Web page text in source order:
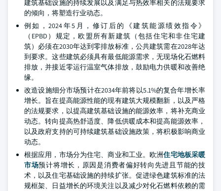
建筑基础设施的持续发展以及满足与热效率相关的法规要求
的倾向，将塑造行业动态。
例如，2024年5月，修订后的《建筑能源绩效指令》
（EPBD）规定，欧盟所有新建筑（包括住宅和非住宅建
筑）必须在2030年达到零排放标准，公共建筑需在2028年达
到要求。这些建筑必须具有最低能源需求，无现场化石燃料
排放，并接近零运行温室气体排放，鼓励电力供暖和改善绝
缘。
改造设施细分市场预计在2034年前将以5.1%的复合年增长率
增长。旨在提高能源性能的现有建筑大规模翻新，以及严格
的法规要求，以提高建筑基础设施的能源效率，将补充商业
动态。转向提高热舒适度、降低供暖成本和提高能源效率，
以及政府支持的可持续建筑基础设施政策，将积极影响商业
动态。
根据应用，市场分为住宅、商业和工业。欧洲住宅地板采暖
市场预计将增长，原因是消费者偏好转向先进且节能的技
术，以及住宅基础设施的持续扩张。促进绿色建筑标准的法
规框架、日益增长的环境关注以及减少对化石燃料依赖的需